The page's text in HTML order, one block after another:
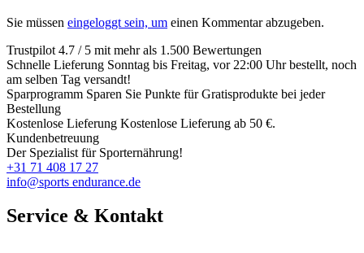
Sie müssen eingeloggt sein, um einen Kommentar abzugeben.
Trustpilot 4.7 / 5 mit mehr als 1.500 Bewertungen
Schnelle Lieferung Sonntag bis Freitag, vor 22:00 Uhr bestellt, noch
am selben Tag versandt!
Sparprogramm Sparen Sie Punkte für Gratisprodukte bei jeder
Bestellung
Kostenlose Lieferung Kostenlose Lieferung ab 50 €.
Kundenbetreuung
Der Spezialist für Sporternährung!
+31 71 408 17 27
info@sports endurance.de
Service & Kontakt